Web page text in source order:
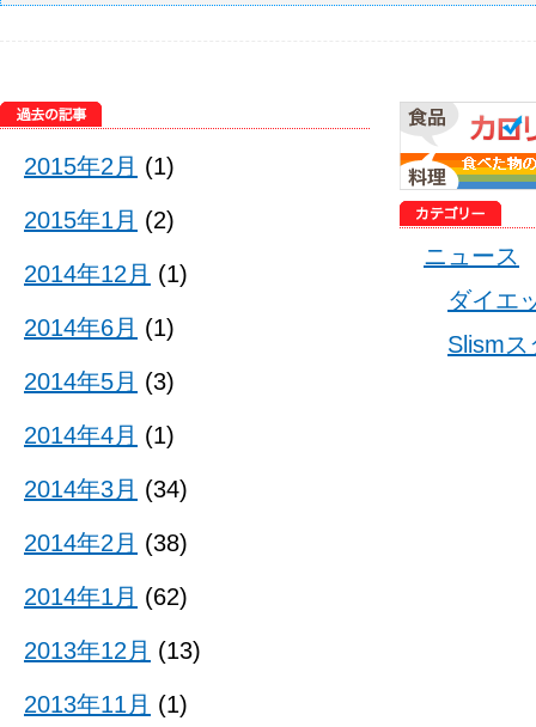
ニュース
ダイエ
Slism
2015年2月 (1)
2015年1月 (2)
2014年12月 (1)
2014年6月 (1)
2014年5月 (3)
2014年4月 (1)
2014年3月 (34)
2014年2月 (38)
2014年1月 (62)
2013年12月 (13)
2013年11月 (1)